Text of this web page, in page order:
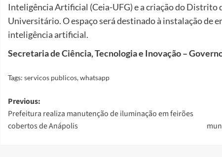
Inteligência Artificial (Ceia-UFG) e a criação do Distrito
Universitário. O espaço será destinado à instalação de
inteligência artificial.
Secretaria de Ciência, Tecnologia e Inovação –
Tags: servicos publicos,whatsapp
Post
navigation
Previous:
Prefeitura realiza manutenção de iluminação em feirões
cobertos de Anápolis